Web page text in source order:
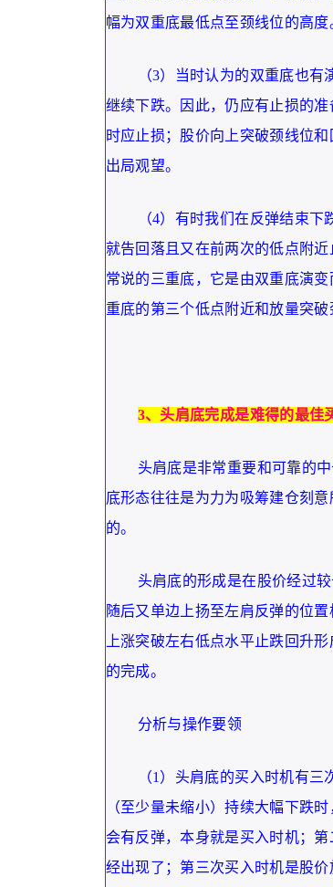
幅为双重底最低点至颈线位的高度
（3）当时认为的双重底也
继续下跌。因此，仍应有止损的
时应止损；股价向上突破颈线位
出局观望。
（4）有时我们在反弹结束
就告回落且又在前两次的低点附
常说的三重底，它是由双重底演
重底的第三个低点附近和放量突破
3、头肩底完成是难得的最佳
头肩底是非常重要和可靠的
底形态往往是为力为吸筹建仓刻
的。
头肩底的形成是在股价经过
随后又单边上扬至左肩反弹的位
上涨突破左右低点水平止跌回升
的完成。
分析与操作要领
（1）头肩底的买入时机有
（至少量未缩小）持续大幅下跌
会有反弹，本身就是买入时机；
经出现了；第三次买入时机是股价